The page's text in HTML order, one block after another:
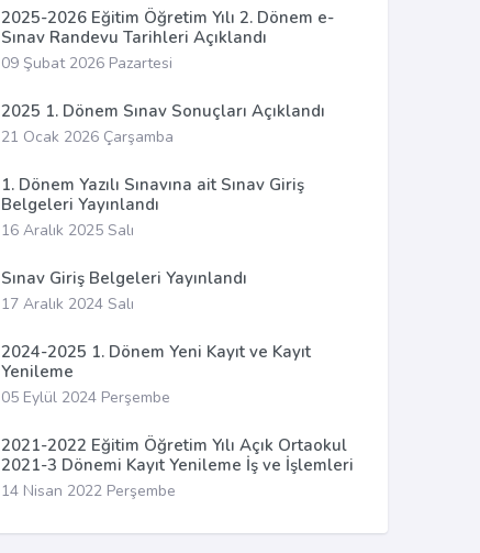
2025-2026 Eğitim Öğretim Yılı 2. Dönem e-
Sınav Randevu Tarihleri Açıklandı
09 Şubat 2026 Pazartesi
2025 1. Dönem Sınav Sonuçları Açıklandı
21 Ocak 2026 Çarşamba
1. Dönem Yazılı Sınavına ait Sınav Giriş
Belgeleri Yayınlandı
16 Aralık 2025 Salı
Sınav Giriş Belgeleri Yayınlandı
17 Aralık 2024 Salı
2024-2025 1. Dönem Yeni Kayıt ve Kayıt
Yenileme
05 Eylül 2024 Perşembe
2021-2022 Eğitim Öğretim Yılı Açık Ortaokul
2021-3 Dönemi Kayıt Yenileme İş ve İşlemleri
14 Nisan 2022 Perşembe